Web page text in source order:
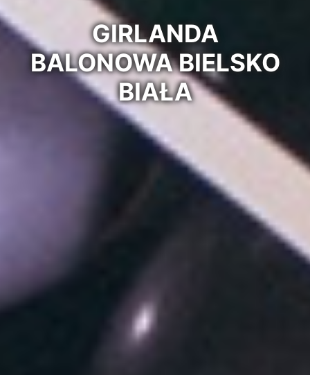
GIRLANDA
BALONOWA BIELSKO
BIAŁA